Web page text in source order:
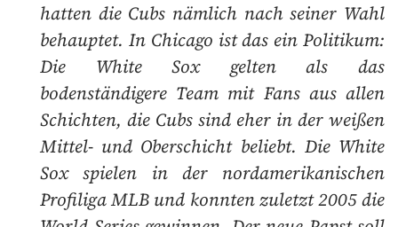
hatten die Cubs nämlich nach seiner Wahl
behauptet. In Chicago ist das ein Politikum:
Die White Sox gelten als das
bodenständigere Team mit Fans aus allen
Schichten, die Cubs sind eher in der weißen
Mittel- und Oberschicht beliebt. Die White
Sox spielen in der nordamerikanischen
Profiliga MLB und konnten zuletzt 2005 die